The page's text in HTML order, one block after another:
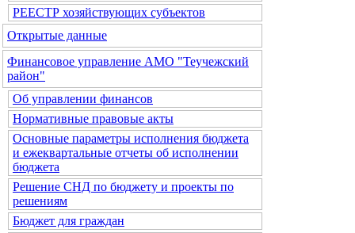
РЕЕСТР хозяйствующих субъектов
Открытые данные
Финансовое управление АМО "Теучежский
район"
Об управлении финансов
Нормативные правовые акты
Основные параметры исполнения бюджета
и ежеквартальные отчеты об исполнении
бюджета
Решение СНД по бюджету и проекты по
решениям
Бюджет для граждан